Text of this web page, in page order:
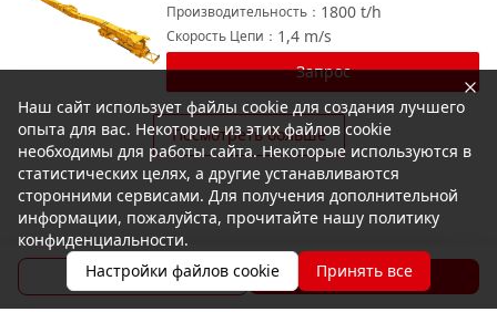
1800 t/h
Производительность ：
1,4 m/s
Скорость Цепи ：
Запрос
Посмотреть больше
Брошюра Запрос
Наш сайт использует файлы cookie для создания лучшего
опыта для вас. Некоторые из этих файлов cookie
необходимы для работы сайта. Некоторые используются в
статистических целях, а другие устанавливаются
сторонними сервисами. Для получения дополнительной
информации, пожалуйста, прочитайте нашу политику
конфиденциальности.
Настройки файлов cookie
Принять все